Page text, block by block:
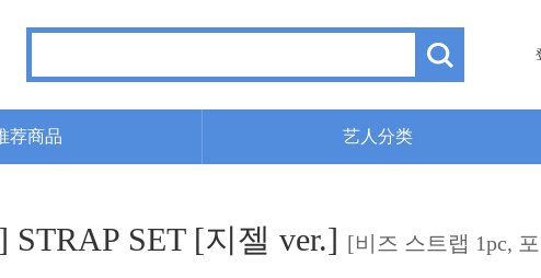
荐商品 艺人分类
STRAP SET [지젤 ver.] [비즈 스트랩 1pc,